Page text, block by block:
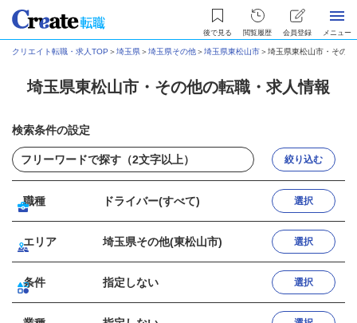
後で見る 閲覧履歴 会員登録 メニュー
クリエイト転職・求人TOP ＞埼玉県＞埼玉県その他＞埼玉県東松山市＞埼玉県東松山市・その
埼玉県東松山市・その他の転職・求人情報
検索条件の設定
絞り込む
職種 ドライバー(すべて) 選択
エリア 埼玉県その他(東松山市) 選択
条件 指定しない 選択